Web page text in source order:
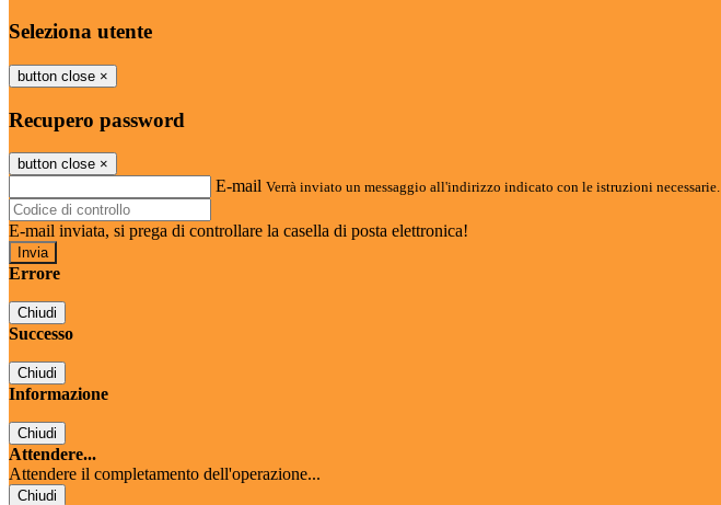
Seleziona utente
button close ×
Recupero password
button close ×
E-mail Verrà inviato un messaggio all'indirizzo indicato con le istruzioni necessarie.
E-mail inviata, si prega di controllare la casella di posta elettronica!
Errore
Chiudi
Successo
Chiudi
Informazione
Chiudi
Attendere...
Attendere il completamento dell'operazione...
Chiudi